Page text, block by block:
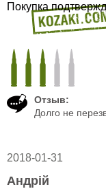
Покупка
Отзыв:
Долго не
2018-01-31
Андрій